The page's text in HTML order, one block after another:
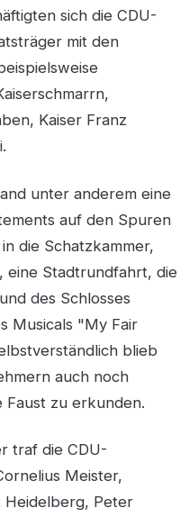
sich die CDU-
mit den
Kaiser Franz
unter anderem eine
auf den Spuren
die Schatzkammer,
eine Stadtrundfahrt, die
des Schlosses
Musicals "My Fair
blieb
auch noch
Faust zu erkunden.
traf die CDU-
Meister,
Heidelberg, Peter